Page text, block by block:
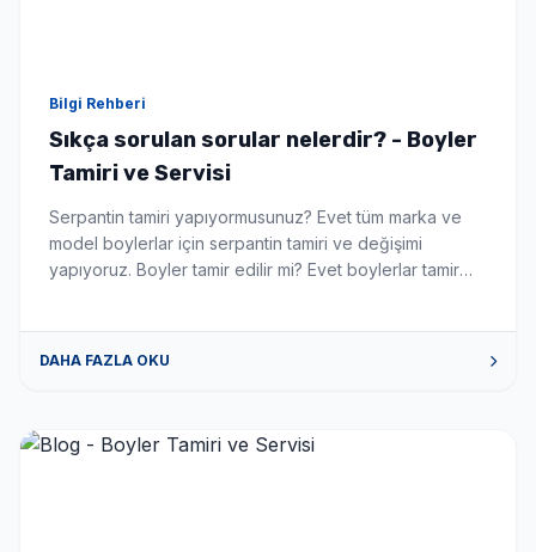
Bilgi Rehberi
Sıkça sorulan sorular nelerdir? - Boyler
Tamiri ve Servisi
Serpantin tamiri yapıyormusunuz? Evet tüm marka ve
model boylerlar için serpantin tamiri ve değişimi
yapıyoruz. Boyler tamir edilir mi? Evet boylerlar tamir
DAHA FAZLA OKU